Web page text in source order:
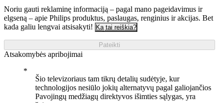
Noriu gauti reklaminę informaciją – pagal mano pageidavimus ir
elgseną – apie Philips produktus, paslaugas, renginius ir akcijas. Bet
kada galiu lengvai atsisakyti! Ką tai reiškia?
Pateikti
Atsakomybės apribojimai
Šio televizoriaus tam tikrų detalių sudėtyje, kur
technologijos nesiūlo jokių alternatyvų pagal galiojančios
Pavojingų medžiagų direktyvos išimties sąlygas, yra